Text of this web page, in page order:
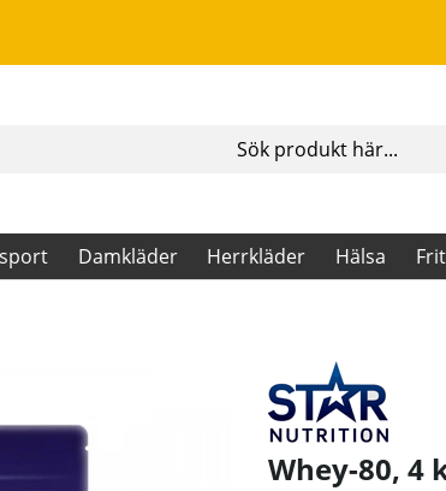
Damkläder Herrkläder Hälsa
Whey-80, 4